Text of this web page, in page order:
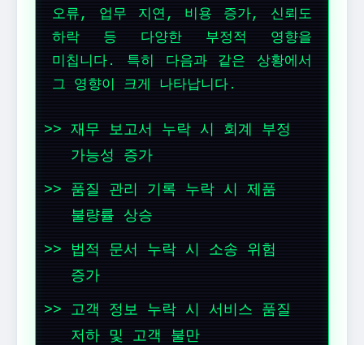
오류, 업무 지연, 비용 증가, 신뢰도
하락 등 다양한 부정적 영향을
미칩니다. 특히 다음과 같은 상황에서
그 영향이 크게 나타납니다.
재무 보고서 누락 시 회계 부정
가능성 증가
품질 관리 기록 누락 시 제품
불량률 상승
법적 문서 누락 시 소송 위험
증가
고객 정보 누락 시 서비스 품질
저하 및 고객 불만